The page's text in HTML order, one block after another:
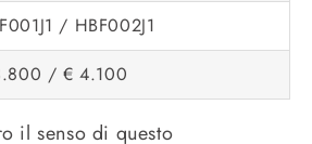
/ HBF002J1
/ € 4.100
il senso di questo